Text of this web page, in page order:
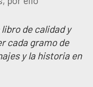
de calidad y
cada gramo de
y la historia en